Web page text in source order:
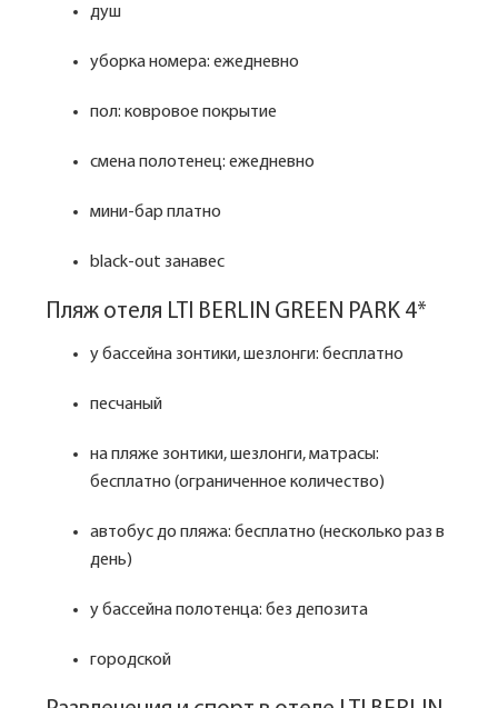
душ
уборка номера: ежедневно
пол: ковровое покрытие
смена полотенец: ежедневно
мини-бар платно
black-out занавес
Пляж отеля LTI BERLIN GREEN PARK 4*
у бассейна зонтики, шезлонги: бесплатно
песчаный
на пляже зонтики, шезлонги, матрасы:
бесплатно (ограниченное количество)
автобус до пляжа: бесплатно (несколько раз в
день)
у бассейна полотенца: без депозита
городской